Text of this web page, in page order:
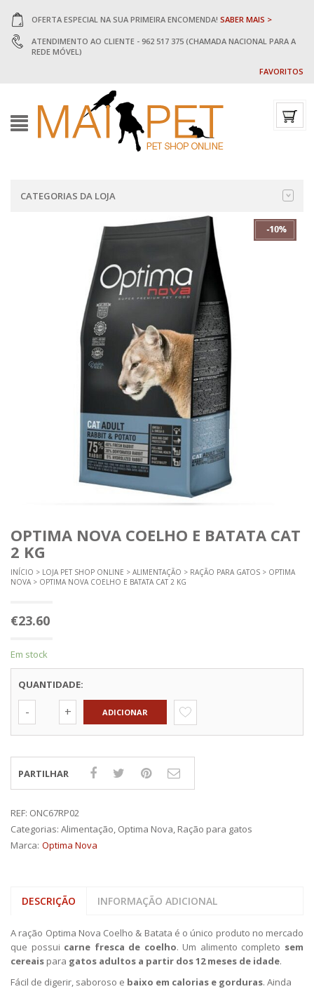
OFERTA ESPECIAL NA SUA PRIMEIRA ENCOMENDA! SABER MAIS >
ATENDIMENTO AO CLIENTE - 962 517 375 (CHAMADA NACIONAL PARA A
REDE MÓVEL)
FAVORITOS
CATEGORIAS DA LOJA
OPTIMA NOVA COELHO E BATATA CAT
2 KG
INÍCIO > LOJA PET SHOP ONLINE > ALIMENTAÇÃO > RAÇÃO PARA GATOS > OPTIMA
NOVA > OPTIMA NOVA COELHO E BATATA CAT 2 KG
€23.60
Em stock
QUANTIDADE:
ADICIONAR
PARTILHAR
REF: ONC67RP02
Categorias: Alimentação, Optima Nova, Ração para gatos
Marca: Optima Nova
DESCRIÇÃO INFORMAÇÃO ADICIONAL
A ração Optima Nova Coelho & Batata é o único produto no mercado
que possui carne fresca de coelho. Um alimento completo sem
cereais para gatos adultos a partir dos 12 meses de idade.
Fácil de digerir, saboroso e baixo em calorias e gorduras. Ainda